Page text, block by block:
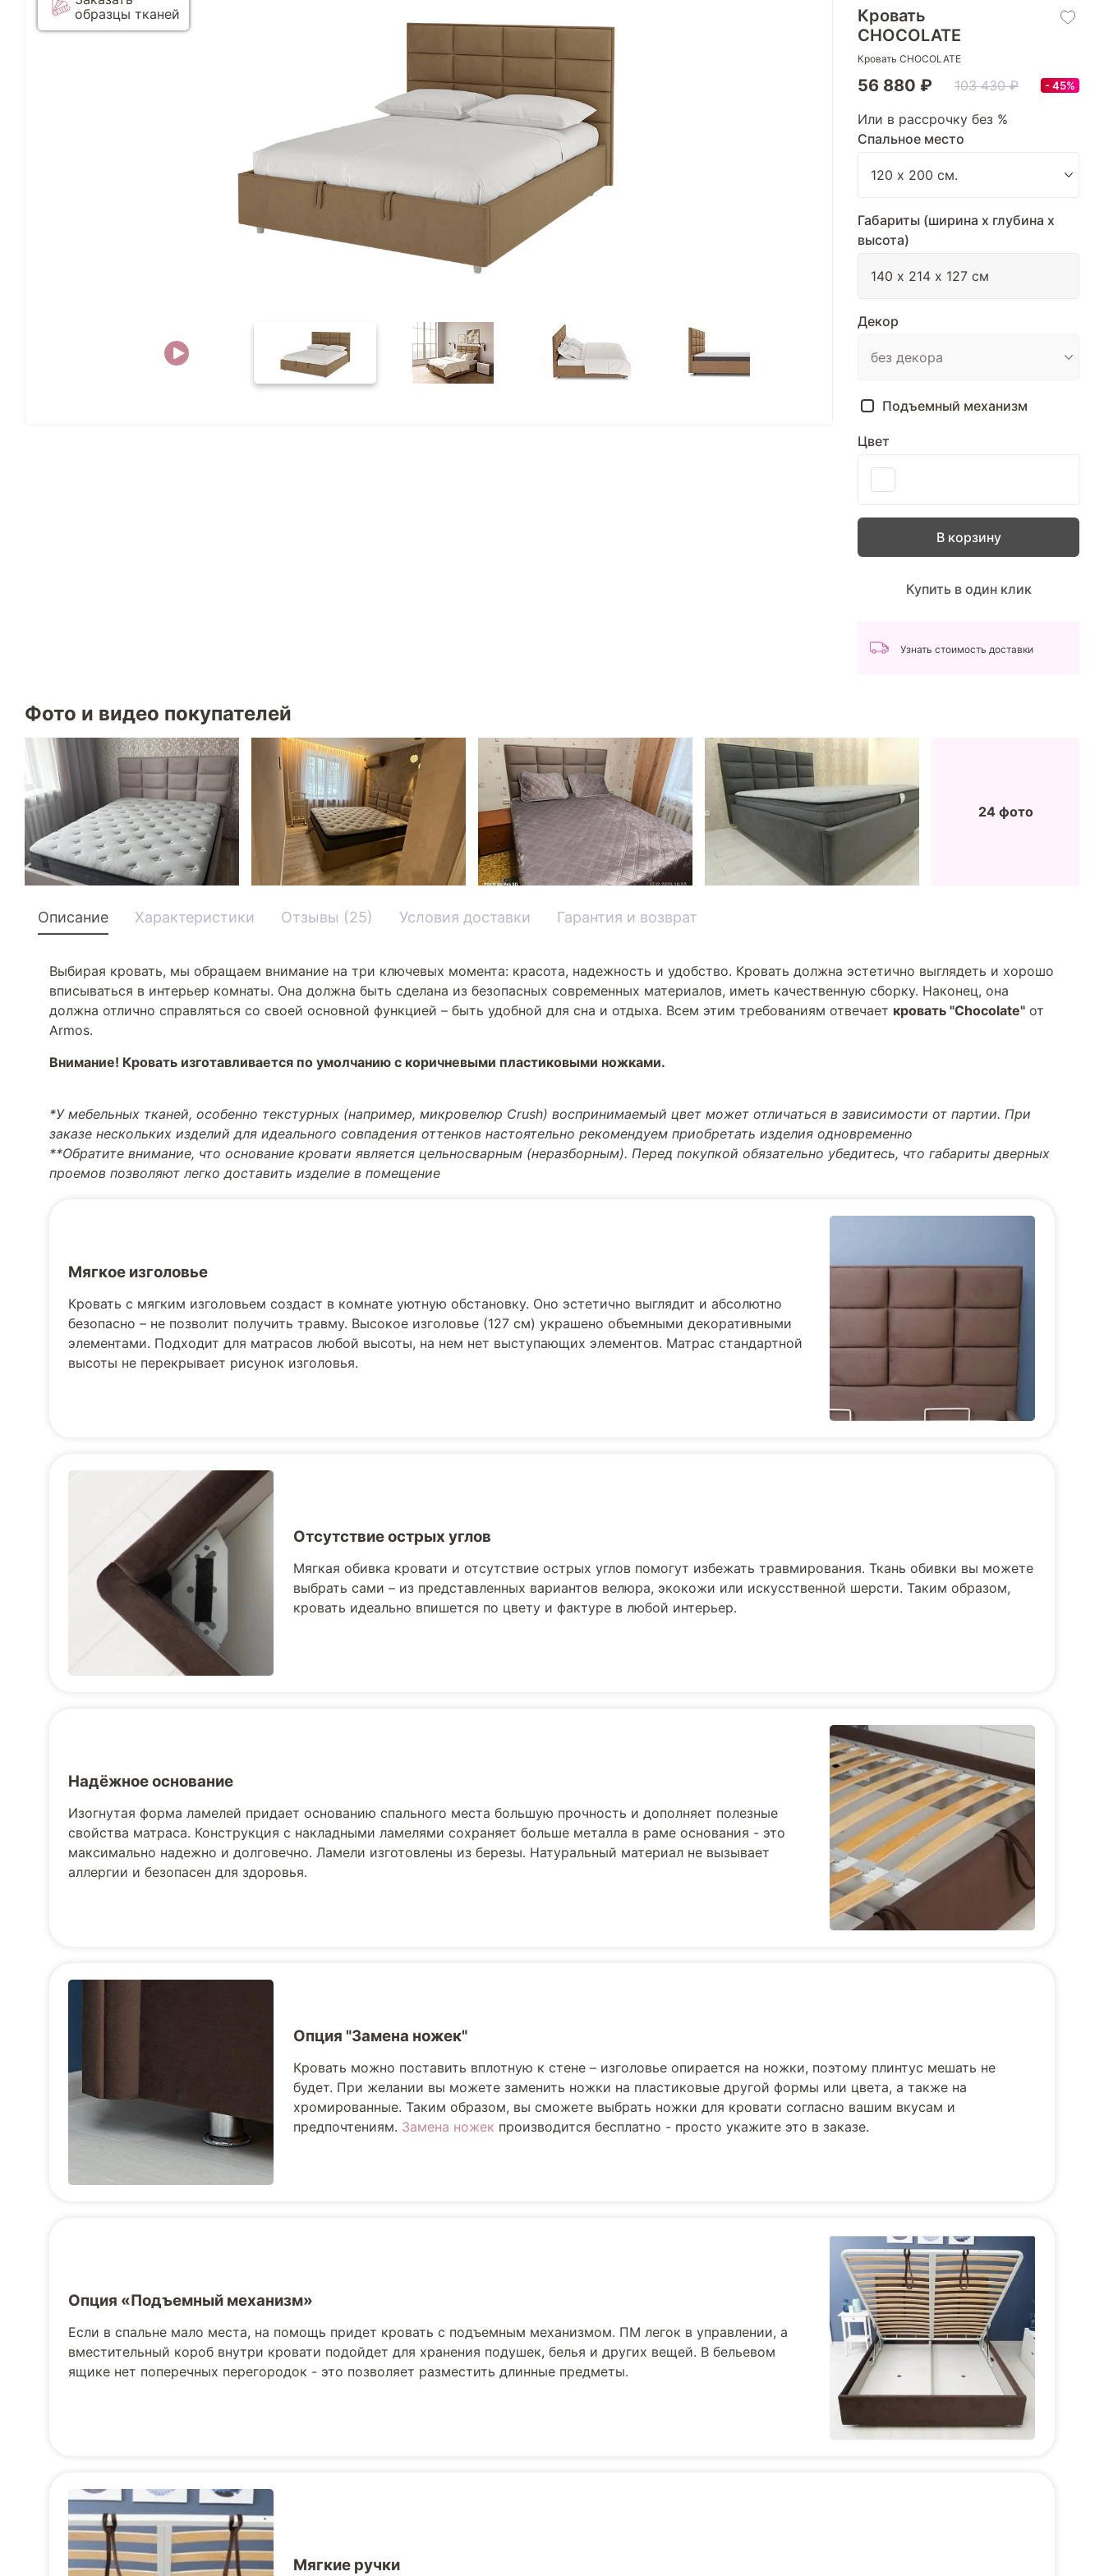
образцы тканей
Кровать
CHOCOLATE
Кровать CHOCOLATE
56 880 ₽ 103 430 ₽ 45%
Или в рассрочку без %
Спальное место
Габариты (ширина х глубина х
высота)
Декор
Подъемный механизм
Цвет
В корзину
Купить в один клик
Узнать стоимость доставки
Фото и видео покупателей
24 фото
Описание Характеристики Отзывы (25) Условия доставки Гарантия и возврат
Выбирая кровать, мы обращаем внимание на три ключевых момента: красота, надежность и удобство. Кровать должна эстетично выглядеть и хорошо
вписываться в интерьер комнаты. Она должна быть сделана из безопасных современных материалов, иметь качественную сборку. Наконец, она
должна отлично справляться со своей основной функцией – быть удобной для сна и отдыха. Всем этим требованиям отвечает кровать "Chocolate" от
Armos.
Внимание! Кровать изготавливается по умолчанию с коричневыми пластиковыми ножками.
*У мебельных тканей, особенно текстурных (например, микровелюр Crush) воспринимаемый цвет может отличаться в зависимости от партии. При
заказе нескольких изделий для идеального совпадения оттенков настоятельно рекомендуем приобретать изделия одновременно
**Обратите внимание, что основание кровати является цельносварным (неразборным). Перед покупкой обязательно убедитесь, что габариты дверных
проемов позволяют легко доставить изделие в помещение
Мягкое изголовье
Кровать с мягким изголовьем создаст в комнате уютную обстановку. Оно эстетично выглядит и абсолютно
безопасно – не позволит получить травму. Высокое изголовье (127 см) украшено объемными декоративными
элементами. Подходит для матрасов любой высоты, на нем нет выступающих элементов. Матрас стандартной
высоты не перекрывает рисунок изголовья.
Отсутствие острых углов
Мягкая обивка кровати и отсутствие острых углов помогут избежать травмирования. Ткань обивки вы можете
выбрать сами – из представленных вариантов велюра, экокожи или искусственной шерсти. Таким образом,
кровать идеально впишется по цвету и фактуре в любой интерьер.
Надёжное основание
Изогнутая форма ламелей придает основанию спального места большую прочность и дополняет полезные
свойства матраса. Конструкция с накладными ламелями сохраняет больше металла в раме основания - это
максимально надежно и долговечно. Ламели изготовлены из березы. Натуральный материал не вызывает
аллергии и безопасен для здоровья.
Опция "Замена ножек"
Кровать можно поставить вплотную к стене – изголовье опирается на ножки, поэтому плинтус мешать не
будет. При желании вы можете заменить ножки на пластиковые другой формы или цвета, а также на
хромированные. Таким образом, вы сможете выбрать ножки для кровати согласно вашим вкусам и
предпочтениям. Замена ножек производится бесплатно - просто укажите это в заказе.
Опция «Подъемный механизм»
Если в спальне мало места, на помощь придет кровать с подъемным механизмом. ПМ легок в управлении, а
вместительный короб внутри кровати подойдет для хранения подушек, белья и других вещей. В бельевом
ящике нет поперечных перегородок - это позволяет разместить длинные предметы.
Мягкие ручки